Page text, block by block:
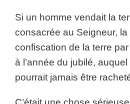
Si un homme vendait la
consacrée au Seigneur,
confiscation de la terre
à l’année du jubilé,
pourrait jamais être